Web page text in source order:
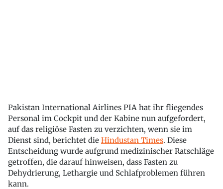
Pakistan International Airlines PIA hat ihr fliegendes
Personal im Cockpit und der Kabine nun aufgefordert,
auf das religiöse Fasten zu verzichten, wenn sie im
Dienst sind, berichtet die Hindustan Times. Diese
Entscheidung wurde aufgrund medizinischer Ratschläge
getroffen, die darauf hinweisen, dass Fasten zu
Dehydrierung, Lethargie und Schlafproblemen führen
kann.